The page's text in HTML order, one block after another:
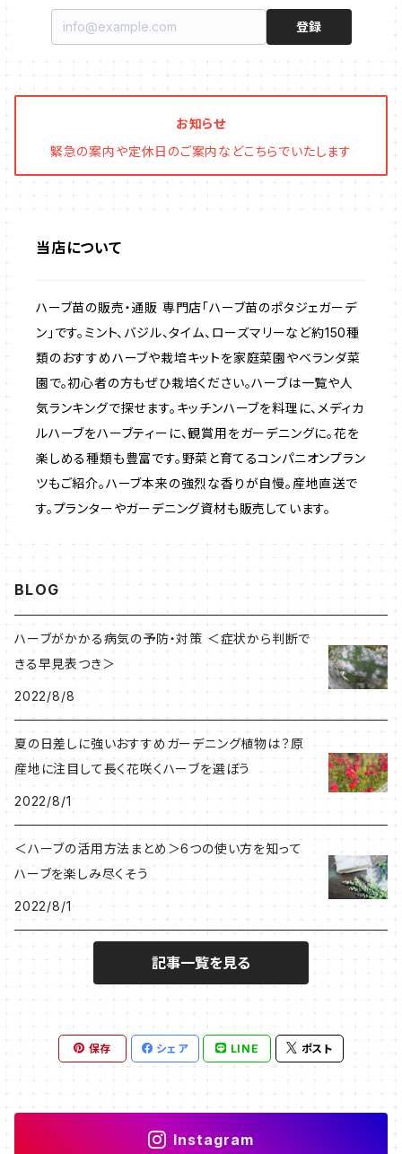
ガーデンベジタ・イタリア野菜
いちご
ブリキ製プランター
木製プランター
登録
お知らせ
緊急の案内や定休日のご案内などこちらでいたします
当店について
ハーブ苗の販売・通販 専門店「ハーブ苗のポタジェガーデ
ン」です。ミント、バジル、タイム、ローズマリーなど約150種
類のおすすめハーブや栽培キットを家庭菜園やベランダ菜
園で。初心者の方もぜひ栽培ください。ハーブは一覧や人
気ランキングで探せます。キッチンハーブを料理に、メディカ
ルハーブをハーブティーに、観賞用をガーデニングに。花を
楽しめる種類も豊富です。野菜と育てるコンパニオンプラン
ツもご紹介。ハーブ本来の強烈な香りが自慢。産地直送で
す。プランターやガーデニング資材も販売しています。
BLOG
ハーブがかかる病気の予防・対策 ＜症状から判断で
きる早見表つき＞
2022/8/8
夏の日差しに強いおすすめガーデニング植物は？原
産地に注目して長く花咲くハーブを選ぼう
2022/8/1
＜ハーブの活用方法まとめ＞6つの使い方を知って
ハーブを楽しみ尽くそう
2022/8/1
記事一覧を見る
保存 シェア LINE ポスト
Instagram